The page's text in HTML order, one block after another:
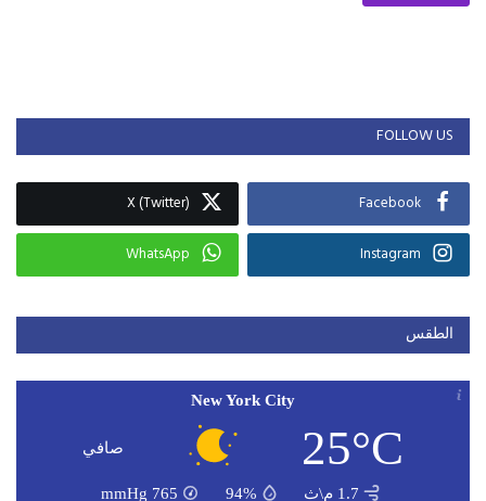
FOLLOW US
Facebook
X (Twitter)
Instagram
WhatsApp
الطقس
New York City
25°C صافي
1.7 م\ث 94%
765
mmHg